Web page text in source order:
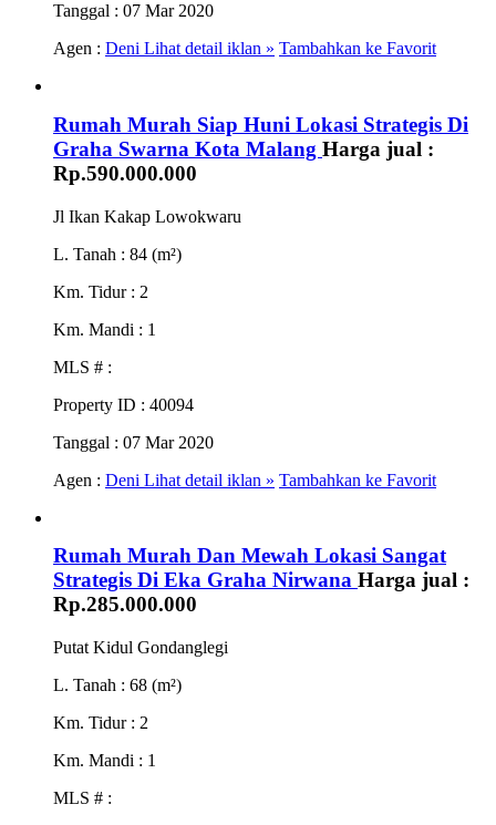
Tanggal : 07 Mar 2020
Agen : Deni Lihat detail iklan » Tambahkan ke Favorit
Rumah Murah Siap Huni Lokasi Strategis Di
Graha Swarna Kota Malang Harga jual :
Rp.590.000.000
Jl Ikan Kakap Lowokwaru
L. Tanah : 84 (m²)
Km. Tidur : 2
Km. Mandi : 1
MLS # :
Property ID : 40094
Tanggal : 07 Mar 2020
Agen : Deni Lihat detail iklan » Tambahkan ke Favorit
Rumah Murah Dan Mewah Lokasi Sangat
Strategis Di Eka Graha Nirwana Harga jual :
Rp.285.000.000
Putat Kidul Gondanglegi
L. Tanah : 68 (m²)
Km. Tidur : 2
Km. Mandi : 1
MLS # :